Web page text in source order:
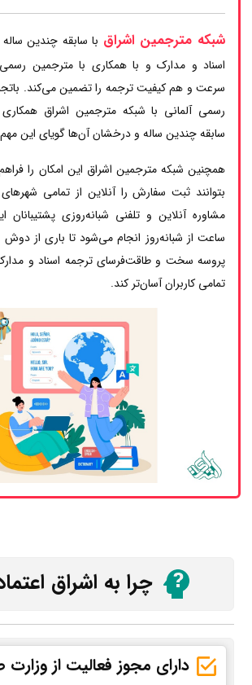
شبکه مترجمین اشراق با سابقه چندین
اسناد و مدارک و با همکاری با مترجمین
سرعت و هم کیفیت ترجمه را تضمین می‌کند.
رسمی آلمانی با شبکه مترجمین اشراق همکاری
سابقه چندین ساله و درخشان آن‌ها گویای این
همچنین شبکه مترجمین اشراق این امکان را
بتوانند ثبت سفارش را آنلاین از تمامی
مشاوره آنلاین و تلفنی شبانه‌روزی
ساعت از شبانه‌روز انجام می‌شود تا باری از دوش
پروسه سخت و طاقت‌فرسای ترجمه اسناد و مدارک
تمامی کاربران آسان‌تر کند.
چرا به اشراق
دارای مجوز فعالیت از